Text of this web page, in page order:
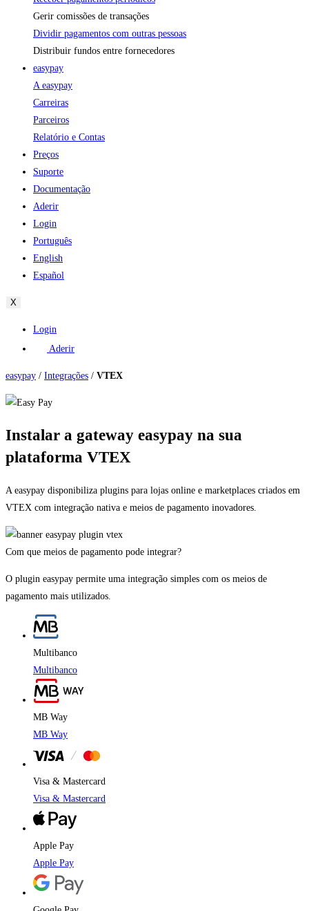
Gerir comissões de transações
Dividir pagamentos com outras pessoas
Distribuir fundos entre fornecedores
easypay
A easypay
Carreiras
Parceiros
Relatório e Contas
Preços
Suporte
Documentação
Aderir
Login
Português
English
Español
X
Login
Aderir
easypay / Integrações / VTEX
Instalar a gateway easypay na sua
plataforma VTEX​
A easypay disponibiliza plugins para lojas online e marketplaces criados em
VTEX com integração nativa e meios de pagamento inovadores.
Com que meios de pagamento pode integrar?​
O plugin easypay permite uma integração simples com os meios de
pagamento mais utilizados.
Multibanco
Multibanco
MB Way
MB Way
Visa & Mastercard
Visa & Mastercard
Apple Pay
Apple Pay